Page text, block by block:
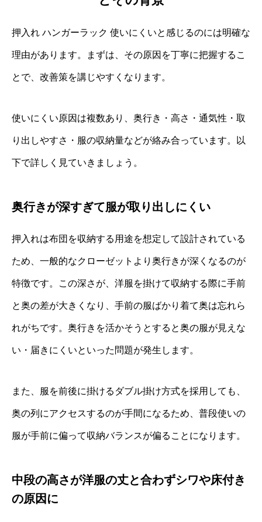
押入れ ハンガーラック 使いにくいと感じるのには明確な
理由があります。まずは、その原因を丁寧に把握するこ
とで、改善策を講じやすくなります。
使いにくい原因は複数あり、奥行き・高さ・通気性・取
り出しやすさ・服の収納量などが絡み合っています。以
下で詳しく見ていきましょう。
奥行きが深すぎて服が取り出しにくい
押入れは布団を収納する用途を想定して設計されている
ため、一般的なクローゼットより奥行きが深くなるのが
特徴です。この深さが、洋服を掛けて収納する際に手前
と奥の差が大きくなり、手前の服ばかり着て奥は忘れら
れがちです。奥行きを活かそうとすると奥の服が見えな
い・届きにくいといった問題が発生します。
また、服を前後に掛けるダブル掛け方式を採用しても、
奥の列にアクセスするのが手間になるため、普段使いの
服が手前に偏って収納バランスが偏ることになります。
中段の高さが洋服の丈と合わずシワや床付き
の原因に